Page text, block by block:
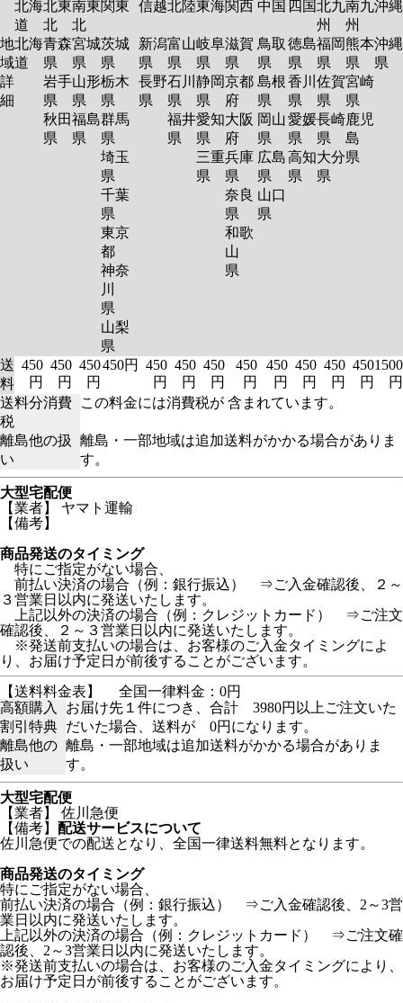
北海
道
北東
北
南東
北
関東 信越北陸東海関西 中国 四国北九
州
南九
州
沖縄
地
域
詳
細
北海
道
青森
県
岩手
県
秋田
県
宮城
県
山形
県
福島
県
茨城
県
栃木
県
群馬
県
埼玉
県
千葉
県
東京
都
神奈
川
県
山梨
県
新潟
県
長野
県
富山
県
石川
県
福井
県
岐阜
県
静岡
県
愛知
県
三重
県
滋賀
県
京都
府
大阪
府
兵庫
県
奈良
県
和歌
山
県
鳥取
県
島根
県
岡山
県
広島
県
山口
県
徳島
県
香川
県
愛媛
県
高知
県
福岡
県
佐賀
県
長崎
県
大分
県
熊本
県
宮崎
県
鹿児
島
県
沖縄
県
送
料
450
円
450
円
450
円
450円
450
円
450
円
450
円
450
円
450
円
450
円
450
円
450
円
1500
円
送料分消費
税
この料金には消費税が 含まれています。
離島他の扱
い
離島・一部地域は追加送料がかかる場合がありま
す。
大型宅配便
【業者】 ヤマト運輸
【備考】
商品発送のタイミング
特にご指定がない場合、
前払い決済の場合（例：銀行振込） ⇒ご入金確認後、２～
３営業日以内に発送いたします。
上記以外の決済の場合（例：クレジットカード） ⇒ご注文
確認後、２～３営業日以内に発送いたします。
※発送前支払いの場合は、お客様のご入金タイミングによ
り、お届け予定日が前後することがございます。
【送料料金表】
全国一律料金：0円
高額購入
割引特典
お届け先１件につき、合計 3980円以上ご注文いた
だいた場合、送料が 0円になります。
離島他の
扱い
離島・一部地域は追加送料がかかる場合がありま
す。
大型宅配便
【業者】 佐川急便
【備考】 配送サービスについて
佐川急便での配送となり、全国一律送料無料となります。
商品発送のタイミング
特にご指定がない場合、
前払い決済の場合（例：銀行振込） ⇒ご入金確認後、2～3営
業日以内に発送いたします。
上記以外の決済の場合（例：クレジットカード） ⇒ご注文確
認後、2～3営業日以内に発送いたします。
※発送前支払いの場合は、お客様のご入金タイミングにより、
お届け予定日が前後することがございます。